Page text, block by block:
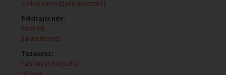
Zoltay János (gyártásvezető)
Földrajzi név:
Szolnok
Balatonfüred
Tezaurus:
hátrányos helyzetű